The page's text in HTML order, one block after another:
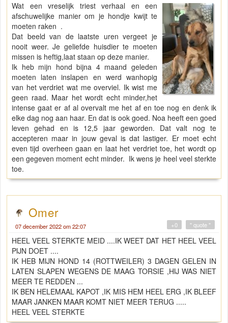
Wat een vreselijk triest verhaal en een
afschuwelijke manier om je hondje kwijt te
moeten raken .
Dat beeld van de laatste uren vergeet je
nooit weer. Je geliefde huisdier te moeten
missen is heftig,laat staan op deze manier.
Ik heb mijn hond bijna 4 maand geleden
moeten laten inslapen en werd wanhopig
van het verdriet wat me overviel. Ik wist me
geen raad. Maar het wordt echt minder,het
intense gaat er af al overvalt me het af en toe nog en denk ik
elke dag nog aan haar. En dat is ook goed. Noa heeft een goed
leven gehad en is 12,5 jaar geworden. Dat valt nog te
accepteren maar in jouw geval is dat lastiger. Er moet echt
even tijd overheen gaan en laat het verdriet toe, het wordt op
een gegeven moment echt minder. Ik wens je heel veel sterkte
toe.
Omer
07 december 2022 om 22:07 " quote "
+0
HEEL VEEL STERKTE MEID ....IK WEET DAT HET HEEL VEEL
PIJN DOET ....
IK HEB MIJN HOND 14 (ROTTWEILER) 3 DAGEN GELEN IN
LATEN SLAPEN WEGENS DE MAAG TORSIE ,HIJ WAS NIET
MEER TE REDDEN ...
IK BEN HELEMAAL KAPOT ,IK MIS HEM HEEL ERG ,IK BLEEF
MAAR JANKEN MAAR KOMT NIET MEER TERUG .....
HEEL VEEL STERKTE